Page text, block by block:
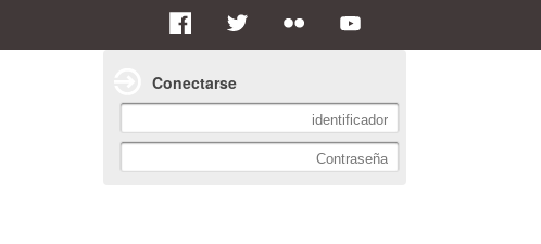
Conectarse